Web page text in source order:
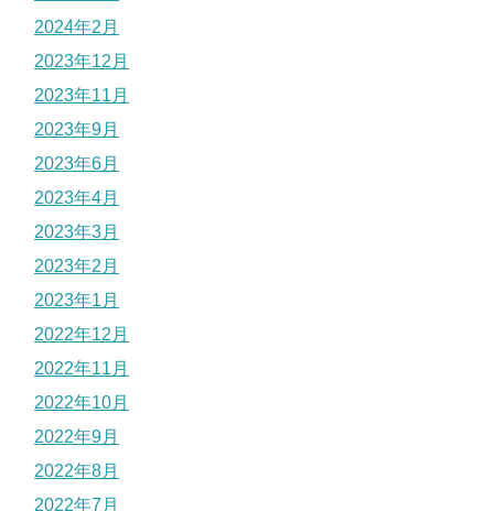
2024年2月
2023年12月
2023年11月
2023年9月
2023年6月
2023年4月
2023年3月
2023年2月
2023年1月
2022年12月
2022年11月
2022年10月
2022年9月
2022年8月
2022年7月